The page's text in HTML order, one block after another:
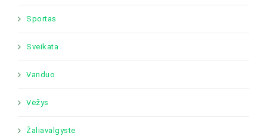
Sportas
Sveikata
Vanduo
Vėžys
Žaliavalgystė